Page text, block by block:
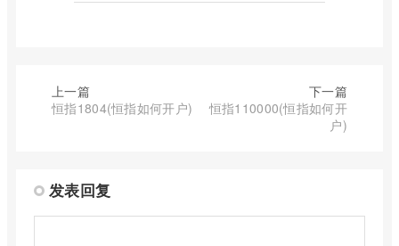
上一篇
恒指1804(恒指如何开户)
下一篇
恒指110000(恒指如何开
户)
发表回复